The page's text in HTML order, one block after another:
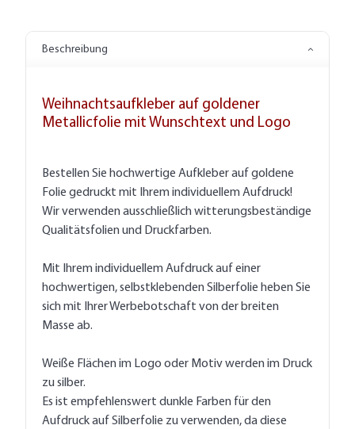
Beschreibung
Weihnachtsaufkleber auf goldener
Metallicfolie mit Wunschtext und Logo
Bestellen Sie hochwertige Aufkleber auf goldene
Folie gedruckt mit Ihrem individuellem Aufdruck!
Wir verwenden ausschließlich witterungsbeständige
Qualitätsfolien und Druckfarben.
Mit Ihrem individuellem Aufdruck auf einer
hochwertigen, selbstklebenden Silberfolie heben Sie
sich mit Ihrer Werbebotschaft von der breiten
Masse ab.
Weiße Flächen im Logo oder Motiv werden im Druck
zu silber.
Es ist empfehlenswert dunkle Farben für den
Aufdruck auf Silberfolie zu verwenden, da diese